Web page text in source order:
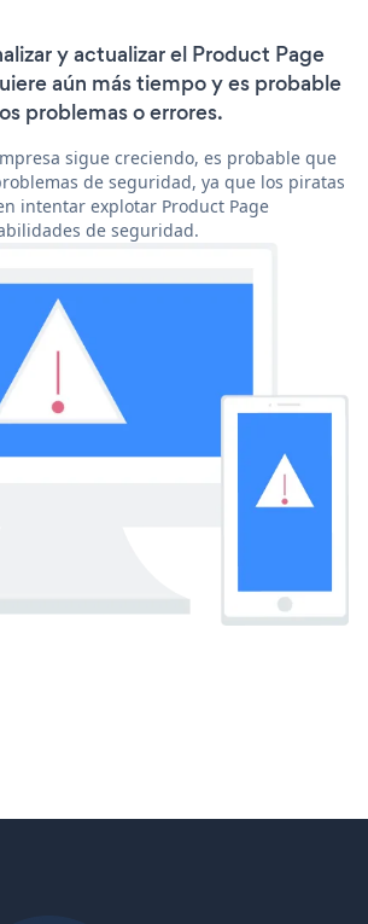
y actualizar el Product Page
aún más tiempo y es probable
problemas o errores.
sigue creciendo, es probable que
de seguridad, ya que los piratas
intentar explotar Product Page
de seguridad.